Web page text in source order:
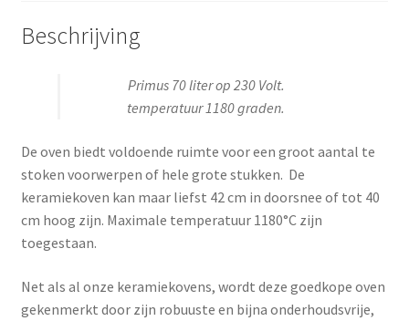
Beschrijving
Primus 70 liter op 230 Volt.
temperatuur 1180 graden.
De oven biedt voldoende ruimte voor een groot aantal te
stoken voorwerpen of hele grote stukken. De
keramiekoven kan maar liefst 42 cm in doorsnee of tot 40
cm hoog zijn. Maximale temperatuur 1180°C zijn
toegestaan.
Net als al onze keramiekovens, wordt deze goedkope oven
gekenmerkt door zijn robuuste en bijna onderhoudsvrije,